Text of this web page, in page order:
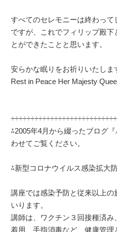
すべてのセレモニーは終わっ
ですが、これでフィリップ殿下
とができたことと思います。
安らかな眠りをお祈りいたしま
Rest in Peace Her Majesty
⁂2005年4月から綴ったブログ『
わせてご覧ください。
⁂新型コロナウイルス感染拡大
講座では感染予防と従来以上の
いります。
講師は、ワクチン３回接種済
着用、手指消毒など、健康管